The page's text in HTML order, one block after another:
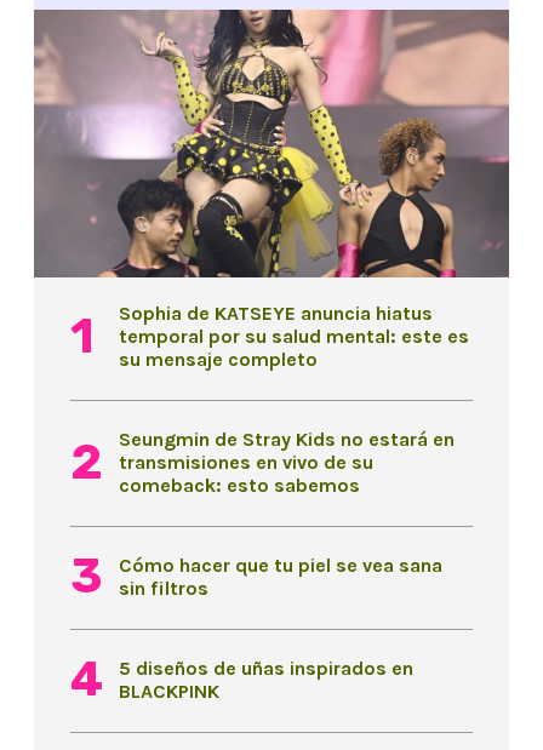
Sophia de KATSEYE anuncia hiatus
temporal por su salud mental: este es
su mensaje completo
Seungmin de Stray Kids no estará en
transmisiones en vivo de su
comeback: esto sabemos
Cómo hacer que tu piel se vea sana
sin filtros
5 diseños de uñas inspirados en
BLACKPINK